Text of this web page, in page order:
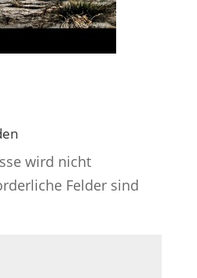
wird nicht
Felder sind